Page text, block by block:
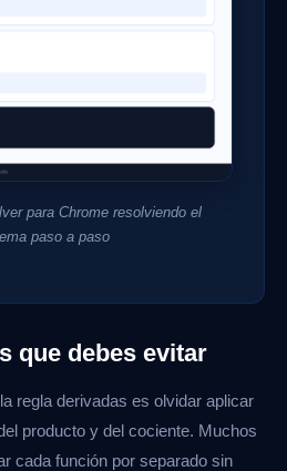
para Chrome resolviendo el
paso a paso
que debes evitar
regla derivadas es olvidar aplicar
producto y del cociente. Muchos
cada función por separado sin